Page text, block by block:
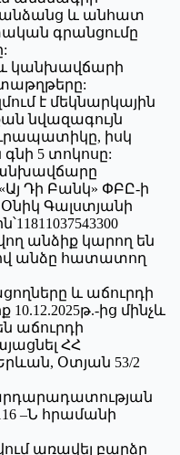
և անհատ
գրանցումը
և կանխավճարի
է մեկնարկային
նվազագույն
իսկ
5 տոկոսը:
Դի Բանկ» ՓԲԸ-ի
Գալստյանի
անձիք կարող են
անձը հատատող
և աճուրդի
ից մինչև
աճուրդի
ՀՀ
Օտյան 53/2
–Ն հրամանի
առավել բարձր